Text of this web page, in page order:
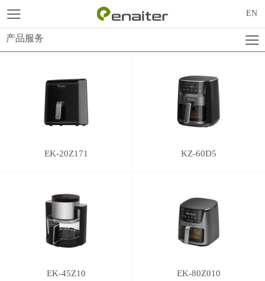
EN
产品服务
EK-20Z171 KZ-60D5
EK-45Z10 EK-80Z010